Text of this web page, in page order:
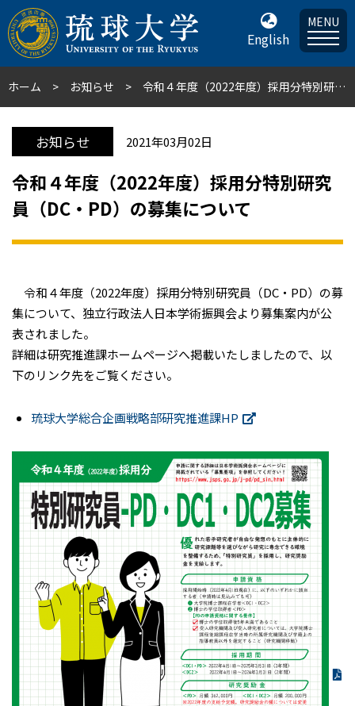
English
MENU
ホーム お知らせ 令和４年度（2022年度）採用分特別研究員（DC・PD）の募集について
お知らせ 2021年03月02日
令和４年度（2022年度）採用分特別研究
員（DC・PD）の募集について
令和４年度（2022年度）採用分特別研究員（DC・PD）の募
集について、独立行政法人日本学術振興会より募集案内が公
表されました。
詳細は研究推進課ホームページへ掲載いたしましたので、以
下のリンク先をご覧ください。
琉球大学総合企画戦略部研究推進課HP